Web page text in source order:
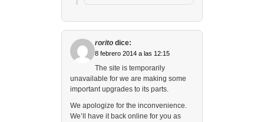
rorito dice:
8 febrero 2014 a las 12:15
The site is temporarily
unavailable for we are making some
important upgrades to its parts.
We apologize for the inconvenience.
We’ll have it back online for you as